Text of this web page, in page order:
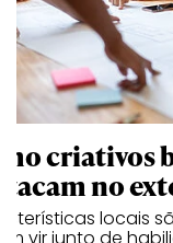
criativos
no
locais